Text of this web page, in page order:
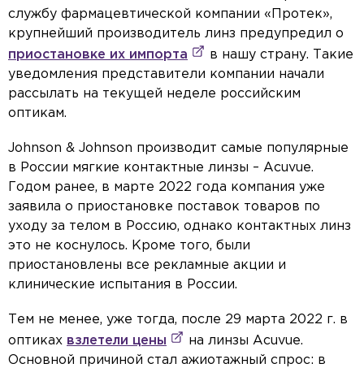
службу фармацевтической компании «Протек»,
крупнейший производитель линз предупредил о
приостановке их импорта
в нашу страну. Такие
уведомления представители компании начали
рассылать на текущей неделе российским
оптикам.
Johnson & Johnson производит самые популярные
в России мягкие контактные линзы – Acuvue.
Годом ранее, в марте 2022 года компания уже
заявила о приостановке поставок товаров по
уходу за телом в Россию, однако контактных линз
это не коснулось. Кроме того, были
приостановлены все рекламные акции и
клинические испытания в России.
Тем не менее, уже тогда, после 29 марта 2022 г. в
оптиках взлетели цены
на линзы Acuvue.
Основной причиной стал ажиотажный спрос: в